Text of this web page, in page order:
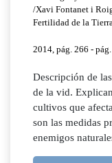
/Xavi Fontanet i
Fertilidad de la
2014, pág. 266 -
Descripción de
de la vid.
cultivos que
son las medidas
enemigos